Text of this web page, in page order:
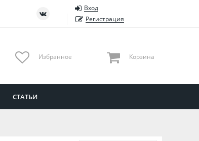
Тюменская область
Ульяновская область
Вход
Регистрация
Избранное Корзина
СТАТЬИ